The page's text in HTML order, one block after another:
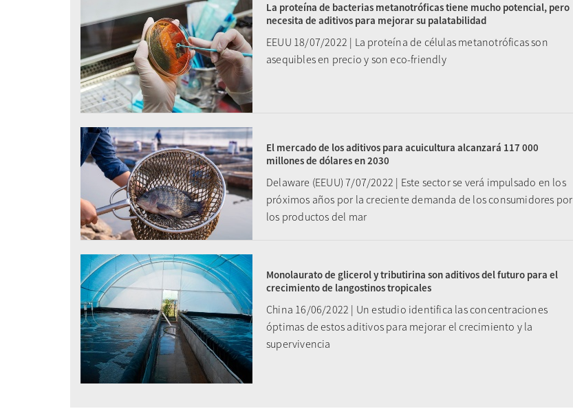
La proteína de bacterias metanotróficas tiene mucho potencial, pero
necesita de aditivos para mejorar su palatabilidad
EEUU 18/07/2022 | La proteína de células metanotróficas son
asequibles en precio y son eco-friendly
El mercado de los aditivos para acuicultura alcanzará 117 000
millones de dólares en 2030
Delaware (EEUU) 7/07/2022 | Este sector se verá impulsado en los
próximos años por la creciente demanda de los consumidores por
los productos del mar
Monolaurato de glicerol y tributirina son aditivos del futuro para el
crecimiento de langostinos tropicales
China 16/06/2022 | Un estudio identifica las concentraciones
óptimas de estos aditivos para mejorar el crecimiento y la
supervivencia